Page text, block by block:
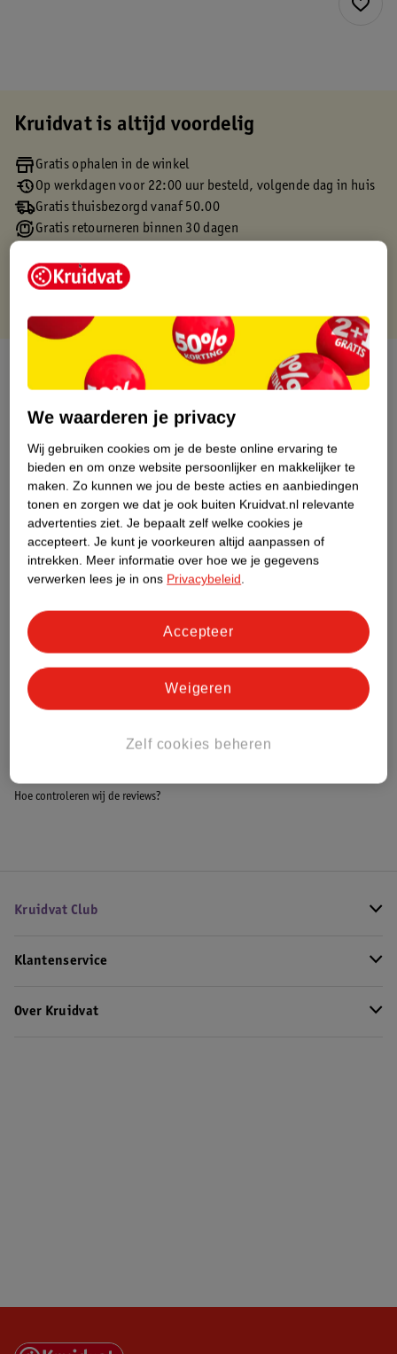
Kruidvat is altijd voordelig
Gratis ophalen in de winkel
Op werkdagen voor 22:00 uur besteld, volgende dag in huis
Gratis thuisbezorgd vanaf 50.00
Gratis retourneren binnen 30 dagen
Over dit product
Productinformatie
Etiketinformatie
Nature Impact Score
Dit product heeft (nog) geen Nature
Impact Score.
Meer informatie
Bestel & Bezorginformatie
Bekijk ook
Bye bye blemish Alle Reinigingstonic
Hoe controleren wij de reviews?
Kruidvat Club
Klantenservice
Over Kruidvat
We waarderen je privacy
Wij gebruiken cookies om je de beste online ervaring te
bieden en om onze website persoonlijker en makkelijker te
maken. Zo kunnen we jou de beste acties en aanbiedingen
tonen en zorgen we dat je ook buiten Kruidvat.nl relevante
advertenties ziet. Je bepaalt zelf welke cookies je
accepteert. Je kunt je voorkeuren altijd aanpassen of
intrekken. Meer informatie over hoe we je gegevens
verwerken lees je in ons Privacybeleid.
Zelf cookies beheren
Weigeren
Accepteer